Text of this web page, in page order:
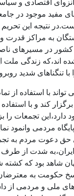
مفید موجود در
نتیجه این تحریم
به مراکز
کشور در مسیرهای
اند،که زندگی ملت
تنگناهای شدید
با استفاده از
کند و با
دارد،این تجمعات را
مردمی وانمود
دعوت مردم به
شدت از
شاهد بود که کشته
حکومت به
ملی و مردمی از